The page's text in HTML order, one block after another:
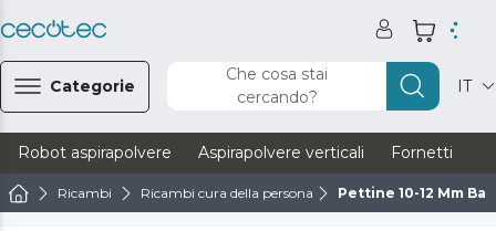
Categorie
Che cosa stai
cercando?
IT
Robot aspirapolvere Aspirapolvere verticali Fornetti
Ricambi Ricambi cura della persona Pettine 10-12 Mm